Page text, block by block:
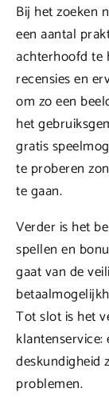
Bij het zoeken
een aantal
achterhoofd te
recensies en
om zo een
het
gratis
te proberen
te gaan.
Verder is het
spellen en
gaat van de
Tot slot is het
klantenservice:
deskundigheid
problemen.